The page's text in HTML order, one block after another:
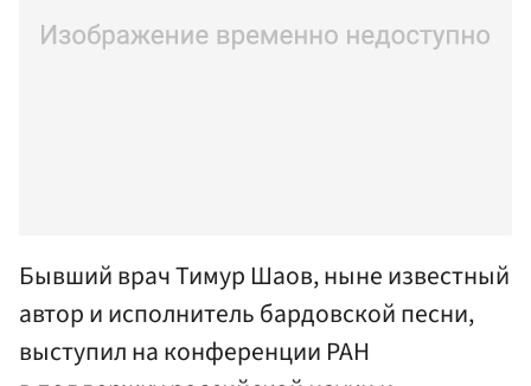
Бывший врач Тимур Шаов, ныне известный
автор и исполнитель бардовской песни,
выступил на конференции РАН